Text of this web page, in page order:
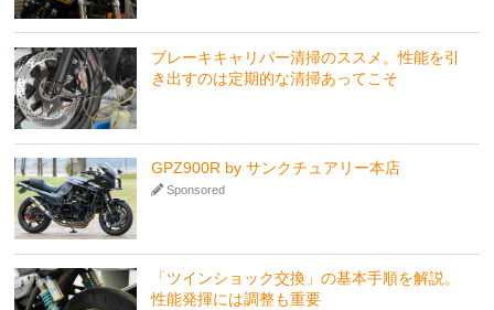
ブレーキキャリパー清掃のススメ。性能を引
き出すのは定期的な清掃あってこそ
GPZ900R by サンクチュアリー本店
Sponsored
「ツインショック交換」の基本手順を解説。
性能発揮には調整も重要